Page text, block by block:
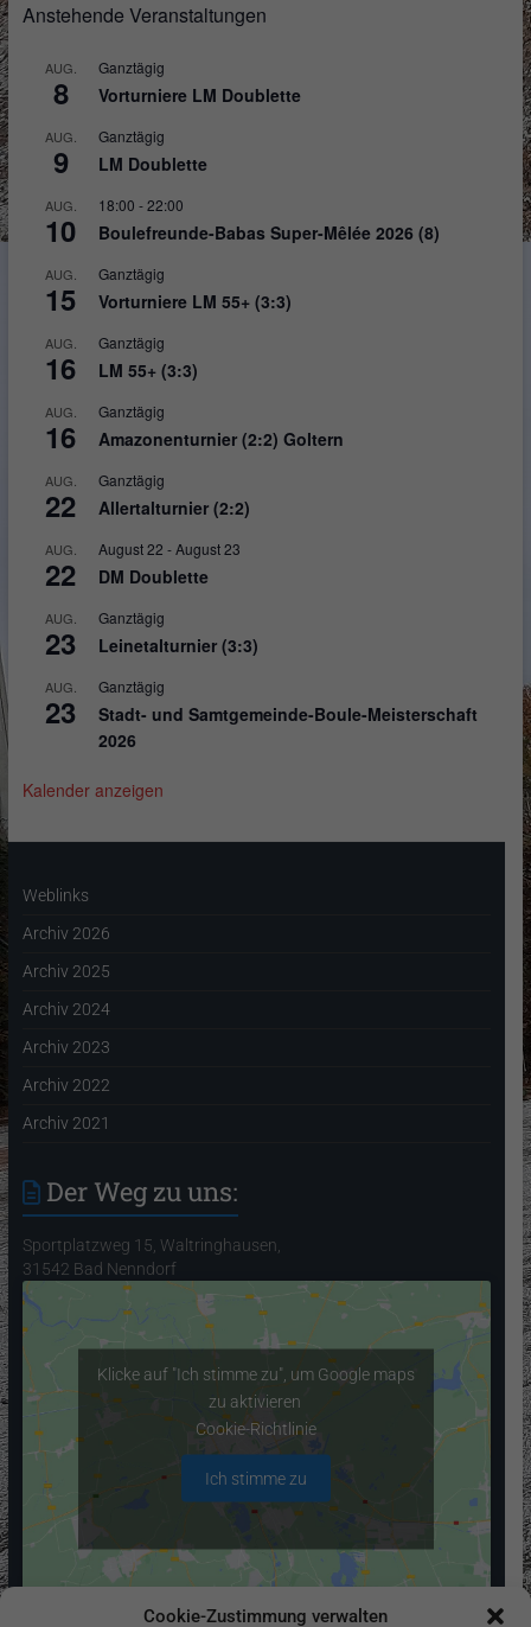
Cookie-Zustimmung verwalten
Anstehende Veranstaltungen
AUG.
8
Ganztägig
Vorturniere LM Doublette
AUG.
9
Ganztägig
LM Doublette
AUG.
10
18:00 -22:00
Boulefreunde-Babas Super-Mêlée 2026 (8)
AUG.
15
Ganztägig
Vorturniere LM 55+ (3:3)
AUG.
16
Ganztägig
LM 55+ (3:3)
AUG.
16
Ganztägig
Amazonenturnier (2:2) Goltern
AUG.
22
Ganztägig
Allertalturnier (2:2)
AUG.
22
August 22 -August 23
DM Doublette
AUG.
23
Ganztägig
Leinetalturnier (3:3)
AUG.
23
Ganztägig
Stadt- und Samtgemeinde-Boule-Meisterschaft
2026
Kalender anzeigen
Weblinks
Archiv 2026
Archiv 2025
Archiv 2024
Archiv 2023
Archiv 2022
Archiv 2021
Der Weg zu uns:
Sportplatzweg 15, Waltringhausen,
31542 Bad Nenndorf
Klicke auf "Ich stimme zu", um Google maps
zu aktivieren
Cookie-Richtlinie
Ich stimme zu